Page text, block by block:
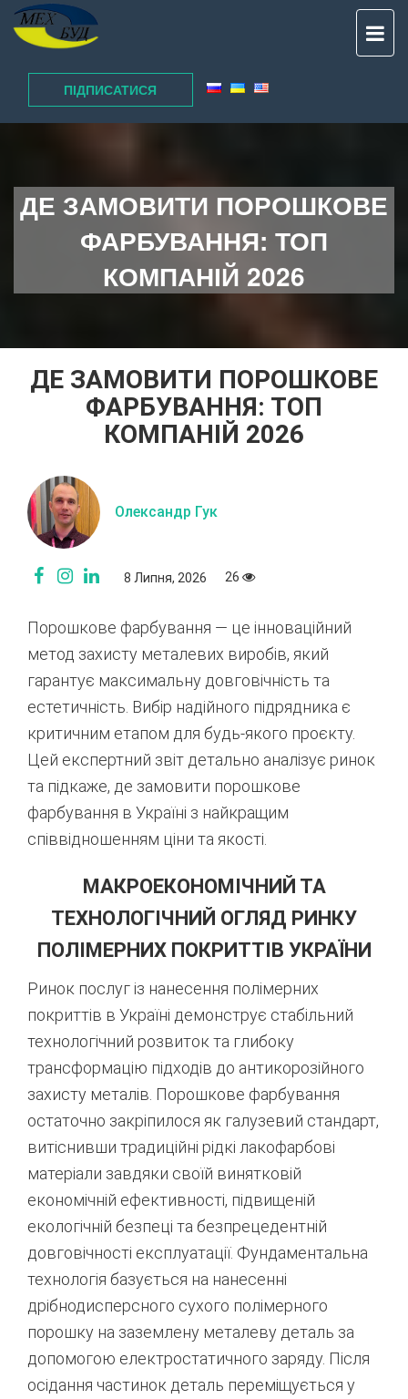
ПІДПИСАТИСЯ
ДЕ ЗАМОВИТИ ПОРОШКОВЕ
ФАРБУВАННЯ: ТОП
КОМПАНІЙ 2026
ДЕ ЗАМОВИТИ ПОРОШКОВЕ
ФАРБУВАННЯ: ТОП
КОМПАНІЙ 2026
Олександр Гук
8 Липня, 2026 26
Порошкове фарбування — це інноваційний
метод захисту металевих виробів, який
гарантує максимальну довговічність та
естетичність. Вибір надійного підрядника є
критичним етапом для будь-якого проєкту.
Цей експертний звіт детально аналізує ринок
та підкаже, де замовити порошкове
фарбування в Україні з найкращим
співвідношенням ціни та якості.
МАКРОЕКОНОМІЧНИЙ ТА
ТЕХНОЛОГІЧНИЙ ОГЛЯД РИНКУ
ПОЛІМЕРНИХ ПОКРИТТІВ УКРАЇНИ
Ринок послуг із нанесення полімерних
покриттів в Україні демонструє стабільний
технологічний розвиток та глибоку
трансформацію підходів до антикорозійного
захисту металів. Порошкове фарбування
остаточно закріпилося як галузевий стандарт,
витіснивши традиційні рідкі лакофарбові
матеріали завдяки своїй винятковій
економічній ефективності, підвищеній
екологічній безпеці та безпрецедентній
довговічності експлуатації. Фундаментальна
технологія базується на нанесенні
дрібнодисперсного сухого полімерного
порошку на заземлену металеву деталь за
допомогою електростатичного заряду. Після
осідання частинок деталь переміщується у